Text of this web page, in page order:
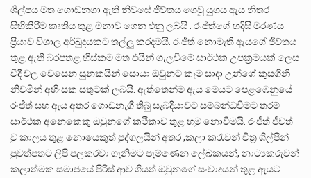
ශීල්පය මත ගොඩනගා ඇති නිවසේ ජීව්තය ගෙවූ යුගය ඇය නිතර
සිහිකිරිම කෘතිය තුළ මනාව ගෙන එනු ලබයි . රංජීත්ගේ හදිසි මරණය
ප්‍රියාව විශාල අර්බුදයකට තල්ලු කරදමයි. රංජීත් නොමැති ඇයගේ ජීව්තය
තුළ ඇති බරපතළ හිස්කම මත එයින් ගැලවීමේ සාර්ථක උපක්‍රමයක් ලෙස
වීදී වල වෙසෙන සුනකයින් සොයා ඔවුනට කෑම සාදා ⁣උන්ගේ කුසගිනි
නිවමින් අහිංසක සතුටක් ලබයි. ඇත්තෙන්ම ඇය මෙයට පෙළ⁣ඹෙනුයේ
රංජීත් සහ ඇය අතර ගොඩනැගී තිබු සැබදියාවට සම්බන්ධවීමට තරම්
සාර්ථක අනෙකෙකු ඔවුනගේ කථිකාව තුළ හමු නොවීමයි. රංජීත් ජීවත්
වු කාලය තුළ නොයෙකුත් පුද්ගලයින් අතර ,කලා කරැවන් චිත්‍ර ශිල්පීන්
පුවත්පතට ලිපි පලකරවා ගැනිමට පැම්ණෙන ලේඛකයන්, නාට්‍යකරුවන්
කලාත්මක සමාජයේ පිරිස් ආව ගියත් ඔවුනගේ සංවාදයන් තුළ ඇයට